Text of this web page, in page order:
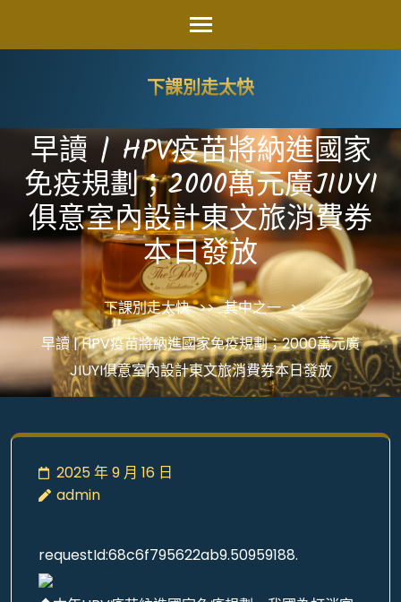
下課別走太快
早讀 | HPV疫苗將納進國家
免疫規劃；2000萬元廣JIUYI
俱意室內設計東文旅消費券
本日發放
下課別走太快 >> 其中之一 >>
早讀 | HPV疫苗將納進國家免疫規劃；2000萬元廣
JIUYI俱意室內設計東文旅消費券本日發放
2025 年 9 月 16 日
admin
requestId:68c6f795622ab9.50959188.